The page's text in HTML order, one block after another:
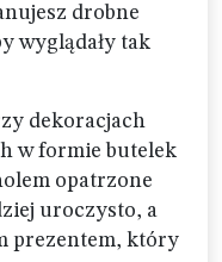
drobne
wyglądały tak
dekoracjach
w formie butelek
opatrzone
uroczysto, a
prezentem, który